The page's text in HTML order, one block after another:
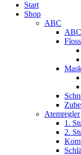
Start
Shop
ABC
Atemregler
1.
2.